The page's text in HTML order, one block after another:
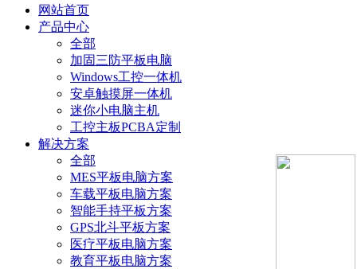
网站首页
产品中心
全部
加固三防平板电脑
Windows工控一体机
安卓触摸屏一体机
迷你小电脑主机
工控主板PCBA定制
解决方案
全部
MES平板电脑方案
车载平板电脑方案
智能手持平板方案
GPS北斗平板方案
医疗平板电脑方案
教育平板电脑方案